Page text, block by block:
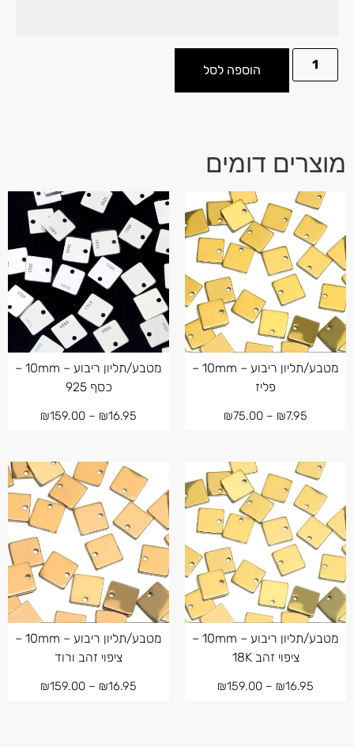
הוספה לסל
מוצרים דומים
מטבע/תליון ריבוע – 10mm –
פליז
₪7.95
–
₪75.00
מטבע/תליון ריבוע – 10mm –
כסף 925
₪16.95
–
₪159.00
מטבע/תליון ריבוע – 10mm –
ציפוי זהב 18K
₪16.95
–
₪159.00
מטבע/תליון ריבוע – 10mm –
ציפוי זהב ורוד
₪16.95
–
₪159.00